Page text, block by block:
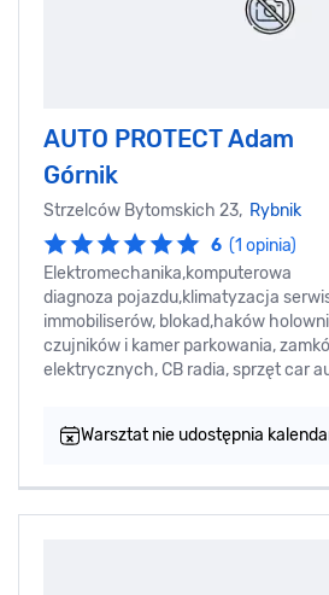
AUTO PROTECT Adam
Górnik
Strzelców Bytomskich 23, Rybnik
6 (1 opinia)
Elektromechanika,komputerowa
diagnoza pojazdu,klimatyzacja
immobiliserów, blokad,haków
czujników i kamer parkowania,
elektrycznych, CB radia, sprzęt car
Warsztat nie udostępnia